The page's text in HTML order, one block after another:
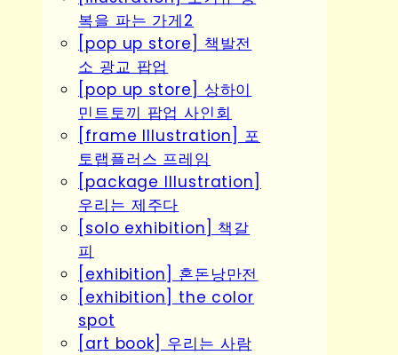
복을 파는 가게2
[pop up store] 책발전
소 광교 팝업
[pop up store] 상하이
민트토끼 팝업 사인회
[frame Illustration] 포
토랩플러스 프레임
[package Illustration]
우리는 제주다
[solo exhibition] 책갈
피
[exhibition] 혼돈낭만전
[exhibition] the color
spot
[art book] 우리는 사람